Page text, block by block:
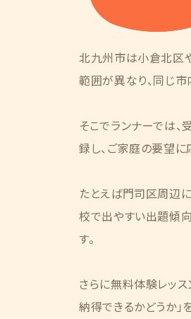
北九州市は小倉北区
範囲が異なり、同じ
そこでランナーでは
録し、ご家庭の要望に
たとえば門司区周辺
校で出やすい出題傾
す。
さらに無料体験レッス
納得できるかどうか